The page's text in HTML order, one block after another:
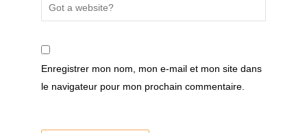
Enregistrer mon nom, mon e-mail et mon site dans
le navigateur pour mon prochain commentaire.